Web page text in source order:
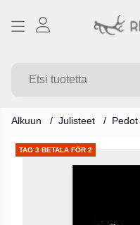
Alkuun Julisteet Pedot
TAG 3 BETALA FÖR 2
Tuotekuvat